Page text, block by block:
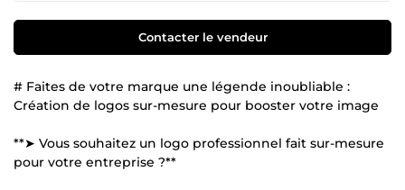
Contacter le vendeur
# Faites de votre marque une légende inoubliable :
Création de logos sur-mesure pour booster votre image
**➤ Vous souhaitez un logo professionnel fait sur-mesure
pour votre entreprise ?**